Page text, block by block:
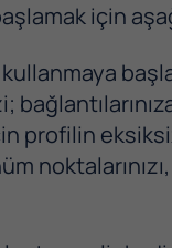
için
profilin